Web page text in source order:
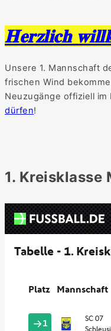
𝐇𝐞𝐫𝐳𝐥𝐢𝐜𝐡
Unsere 1. Mannschaft
frischen Wind
Neuzugänge offiziell
dürfen!
1. Kreisklasse